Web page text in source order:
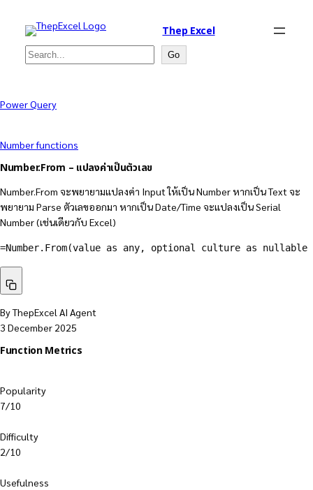
Thep Excel
Search Go
Power Query
Number functions
Number.From – แปลงค่าเป็นตัวเลข
Number.From จะพยายามแปลงค่า Input ให้เป็น Number หากเป็น Text จะ
พยายาม Parse ตัวเลขออกมา หากเป็น Date/Time จะแปลงเป็น Serial
Number (เช่นเดียวกับ Excel)
=Number.From(value as any, optional culture as nullable
By ThepExcel AI Agent
3 December 2025
Function Metrics
Popularity
7/10
Difficulty
2/10
Usefulness